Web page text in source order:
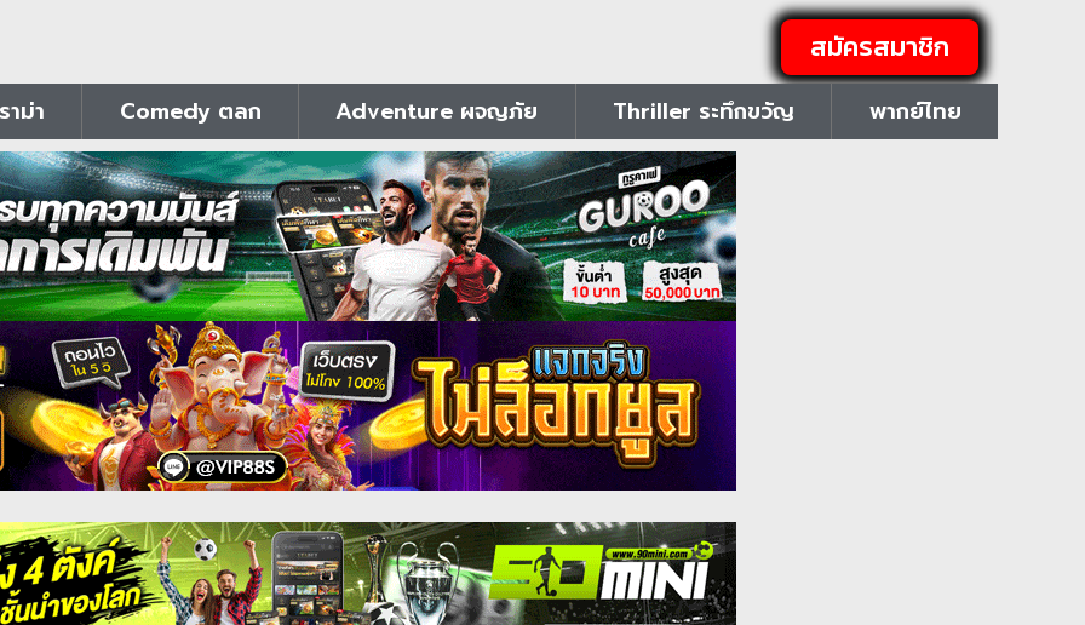
สมัครสมาชิก
ม่า Comedy ตลก Adventure ผจญภัย Thriller ระทึกขวัญ พากย์ไทย